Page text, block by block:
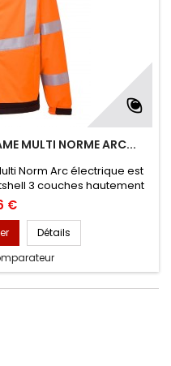
MULTI NORME ARC...
Norm Arc électrique est
3 couches hautement
€
Détails